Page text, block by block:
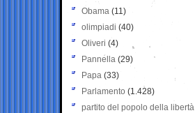
Obama (11)
olimpiadi (40)
Oliveri (4)
Pannella (29)
Papa (33)
Parlamento (1.428)
partito del popolo della libertà